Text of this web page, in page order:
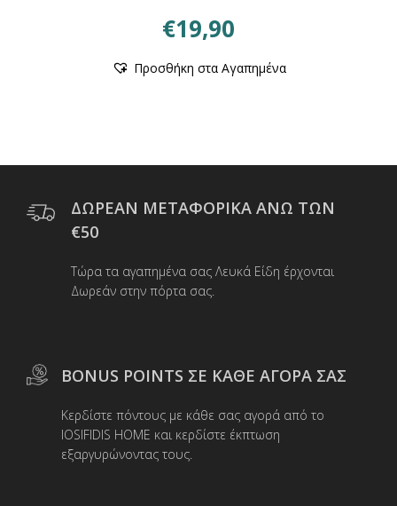
€19,90
το
Οι
μπορούν
σελίδα
του
Προσθήκη στα Αγαπημένα
ΔΩΡΕΑΝ ΜΕΤΑΦΟΡΙΚΑ ΑΝΩ ΤΩΝ
€50
Τώρα τα αγαπημένα σας Λευκά Είδη έρχονται
Δωρεάν στην πόρτα σας.
BONUS POINTS ΣΕ ΚΑΘΕ ΑΓΟΡΑ ΣΑΣ
Κερδίστε πόντους με κάθε σας αγορά από το
IOSIFIDIS HOME και κερδίστε έκπτωση
εξαργυρώνοντας τους.